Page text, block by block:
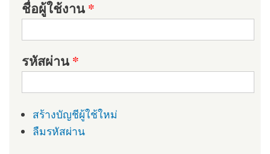
ชื่อผู้ใช้งาน*
รหัสผ่าน*
สร้างบัญชีผู้ใช้ใหม่
ลืมรหัสผ่าน